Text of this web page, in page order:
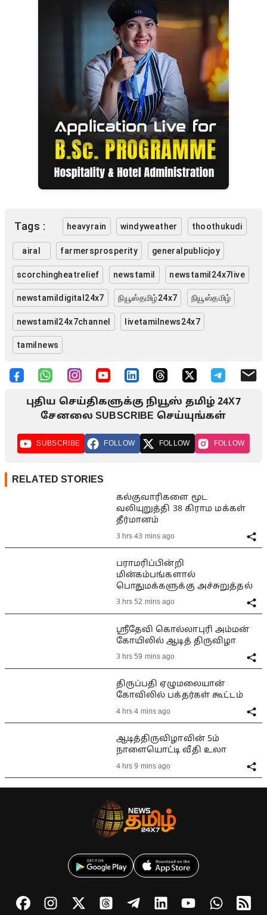
Tags : heavyrain windyweather thoothukudi
airal farmersprosperity generalpublicjoy
scorchingheatrelief newstamil newstamil24x7live
newstamildigital24x7 நியூஸ்தமிழ்24x7 நியூஸ்தமிழ்
newstamil24x7channel livetamilnews24x7
tamilnews
புதிய செய்திகளுக்கு நியூஸ் தமிழ் 24X7
சேனலை SUBSCRIBE செய்யுங்கள்
SUBSCRIBE FOLLOW FOLLOW FOLLOW
RELATED STORIES
கல்குவாரிகளை மூட
வலியுறுத்தி 38 கிராம மக்கள்
தீர்மானம்
3 hrs 43 mins ago
பராமரிப்பின்றி
மின்கம்பங்களால்
பொதுமக்களுக்கு அச்சுறுத்தல்
3 hrs 52 mins ago
ஸ்ரீதேவி கொல்லாபுரி அம்மன்
கோயிலில் ஆடித் திருவிழா
3 hrs 59 mins ago
திருப்பதி ஏழுமலையான்
கோவிலில் பக்தர்கள் கூட்டம்
4 hrs 4 mins ago
ஆடித்திருவிழாவின் 5ம்
நாளையொட்டி வீதி உலா
4 hrs 9 mins ago